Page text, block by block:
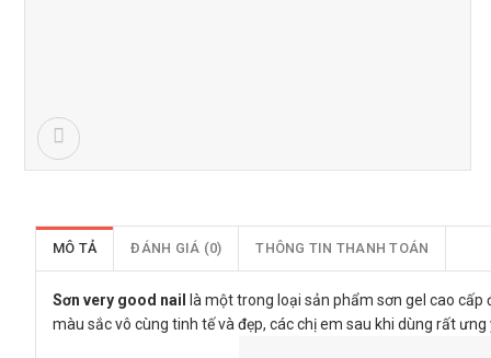
MÔ TẢ ĐÁNH GIÁ (0) THÔNG TIN THANH TOÁN
Sơn very good nail là một trong loại sản phẩm sơn gel cao
màu sắc vô cùng tinh tế và đẹp, các chị em sau khi dùng rất